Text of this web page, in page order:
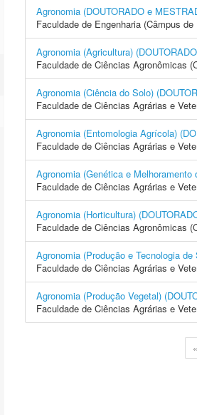
Agronomia (DOUTORADO e
Faculdade de Engenharia (Câmpus
Agronomia (Agricultura)
Faculdade de Ciências Agronômicas
Agronomia (Ciência do Solo)
Faculdade de Ciências Agrárias e
Agronomia (Entomologia Agrícola)
Faculdade de Ciências Agrárias e
Agronomia (Genética e
Faculdade de Ciências Agrárias e
Agronomia (Horticultura)
Faculdade de Ciências Agronômicas
Agronomia (Produção e Tecnologia
Faculdade de Ciências Agrárias e
Agronomia (Produção Vegetal)
Faculdade de Ciências Agrárias e
«